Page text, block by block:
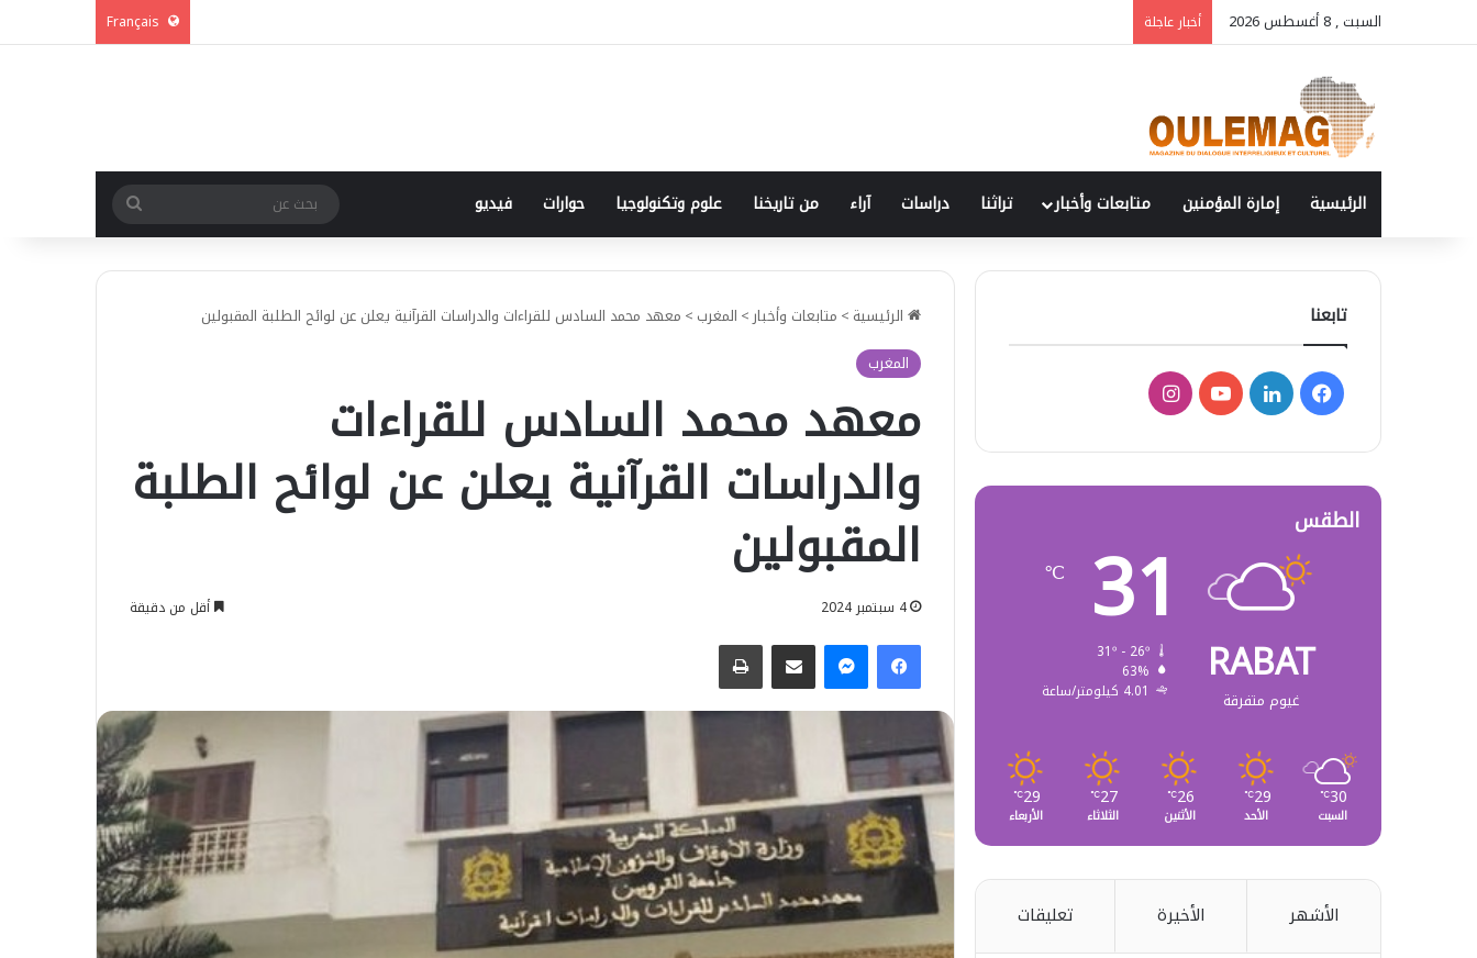
السبت , 8 أغسطس 2026 أخبار عاجلة
الرئيسية إمارة المؤمنين متابعات وأخبار تراثنا دراسات آراء من تاريخنا علوم وتكنولوجيا حوارات فيديو
بحث
عن
الرئيسية > متابعات وأخبار > المغرب > معهد محمد السادس للقراءات والدراسات القرآنية يعلن عن لوائح الطلبة المقبولين
المغرب
معهد محمد السادس للقراءات
والدراسات القرآنية يعلن عن لوائح الطلبة
المقبولين
4 سبتمبر 2024 أقل من دقيقة
فيسبوكماسنجر مشاركة عبر البريد طباعة
تابعنا
فيسبوكلينكدإن‫YouTubeانستقرام
الطقس
RABAT
غيوم متفرقة
31
℃
31º - 26º
63%
4.01 كيلومتر/ساعة
30
℃
السبت
29
℃
الأحد
26
℃
الأثنين
27
℃
الثلاثاء
29
℃
الأربعاء
الأشهر الأخيرة تعليقات